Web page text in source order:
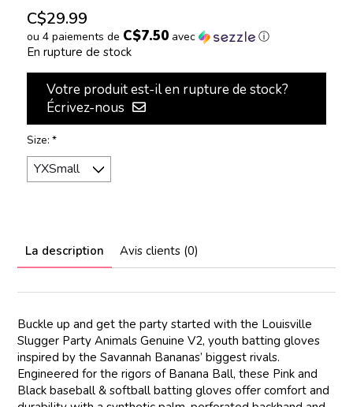
C$29.99
ou 4 paiements de C$7.50avec ⓘ
En rupture de stock
Votre produit est-il en rupture de stock?
Écrivez-nous
Size: *
La description Avis clients (0)
Buckle up and get the party started with the Louisville
Slugger Party Animals Genuine V2, youth batting gloves
inspired by the Savannah Bananas’ biggest rivals.
Engineered for the rigors of Banana Ball, these Pink and
Black baseball & softball batting gloves offer comfort and